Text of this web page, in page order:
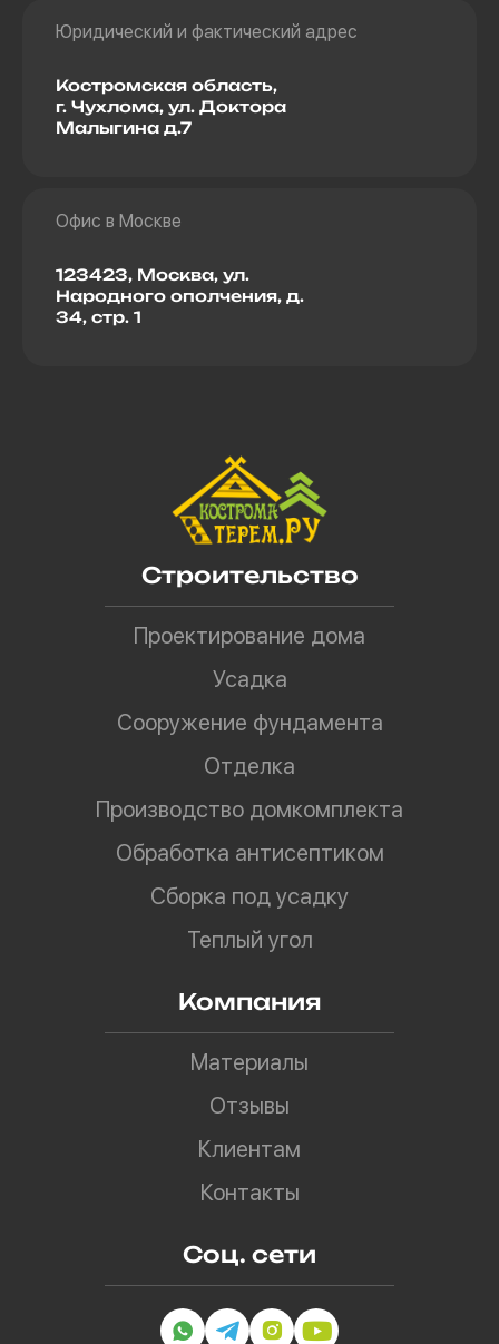
Юридический и фактический адрес
Костромская область,
г. Чухлома, ул. Доктора
Малыгина д.7
Офис в Москве
123423, Москва, ул.
Народного ополчения, д.
34, стр. 1
Строительство
Проектирование дома
Усадка
Сооружение фундамента
Отделка
Производство домкомплекта
Обработка антисептиком
Сборка под усадку
Теплый угол
Компания
Материалы
Отзывы
Клиентам
Контакты
Соц. сети